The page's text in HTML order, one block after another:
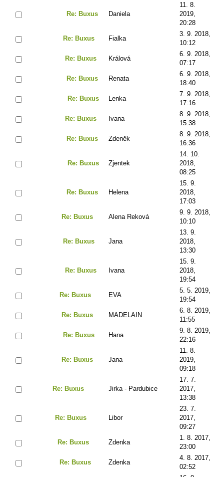
Re: Buxus Daniela
11. 8.
2019,
20:28
Re: Buxus Fialka
3. 9. 2018,
10:12
Re: Buxus Králová
6. 9. 2018,
07:17
Re: Buxus Renata
6. 9. 2018,
18:40
Re: Buxus Lenka
7. 9. 2018,
17:16
Re: Buxus Ivana
8. 9. 2018,
15:38
Re: Buxus Zdeněk
8. 9. 2018,
16:36
Re: Buxus Zjentek
14. 10.
2018,
08:25
Re: Buxus Helena
15. 9.
2018,
17:03
Re: Buxus Alena Reková
9. 9. 2018,
10:10
Re: Buxus Jana
13. 9.
2018,
13:30
Re: Buxus Ivana
15. 9.
2018,
19:54
Re: Buxus EVA
5. 5. 2019,
19:54
Re: Buxus MADELAIN
6. 8. 2019,
11:55
Re: Buxus Hana
9. 8. 2019,
22:16
Re: Buxus Jana
11. 8.
2019,
09:18
Re: Buxus Jirka - Pardubice
17. 7.
2017,
13:38
Re: Buxus Libor
23. 7.
2017,
09:27
Re: Buxus Zdenka
1. 8. 2017,
23:00
Re: Buxus Zdenka
4. 8. 2017,
02:52